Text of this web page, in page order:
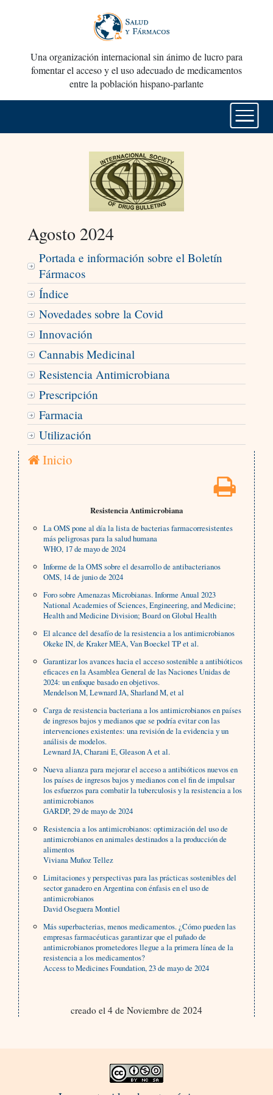
Una organización internacional sin ánimo de lucro para
fomentar el acceso y el uso adecuado de medicamentos
entre la población hispano-parlante
Agosto 2024
Portada e información sobre el Boletín
Fármacos
Índice
Novedades sobre la Covid
Innovación
Cannabis Medicinal
Resistencia Antimicrobiana
Prescripción
Farmacia
Utilización
Inicio
Resistencia Antimicrobiana
La OMS pone al día la lista de bacterias farmacorresistentes
más peligrosas para la salud humana
WHO, 17 de mayo de 2024
Informe de la OMS sobre el desarrollo de antibacterianos
OMS, 14 de junio de 2024
Foro sobre Amenazas Microbianas. Informe Anual 2023
National Academies of Sciences, Engineering, and Medicine;
Health and Medicine Division; Board on Global Health
El alcance del desafío de la resistencia a los antimicrobianos
Okeke IN, de Kraker MEA, Van Boeckel TP et al.
Garantizar los avances hacia el acceso sostenible a antibióticos
eficaces en la Asamblea General de las Naciones Unidas de
2024: un enfoque basado en objetivos.
Mendelson M, Lewnard JA, Sharland M, et al
Carga de resistencia bacteriana a los antimicrobianos en países
de ingresos bajos y medianos que se podría evitar con las
intervenciones existentes: una revisión de la evidencia y un
análisis de modelos.
Lewnard JA, Charani E, Gleason A et al.
Nueva alianza para mejorar el acceso a antibióticos nuevos en
los países de ingresos bajos y medianos con el fin de impulsar
los esfuerzos para combatir la tuberculosis y la resistencia a los
antimicrobianos
GARDP, 29 de mayo de 2024
Resistencia a los antimicrobianos: optimización del uso de
antimicrobianos en animales destinados a la producción de
alimentos
Viviana Muñoz Tellez
Limitaciones y perspectivas para las prácticas sostenibles del
sector ganadero en Argentina con énfasis en el uso de
antimicrobianos
David Oseguera Montiel
Más superbacterias, menos medicamentos. ¿Cómo pueden las
empresas farmacéuticas garantizar que el puñado de
antimicrobianos prometedores llegue a la primera línea de la
resistencia a los medicamentos?
Access to Medicines Foundation, 23 de mayo de 2024
creado el 4 de Noviembre de 2024